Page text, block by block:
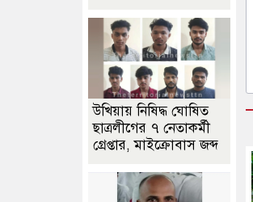
উখিয়ায় নিষিদ্ধ ঘোষিত
ছাত্রলীগের ৭ নেতাকর্মী
গ্রেপ্তার, মাইক্রোবাস জব্দ